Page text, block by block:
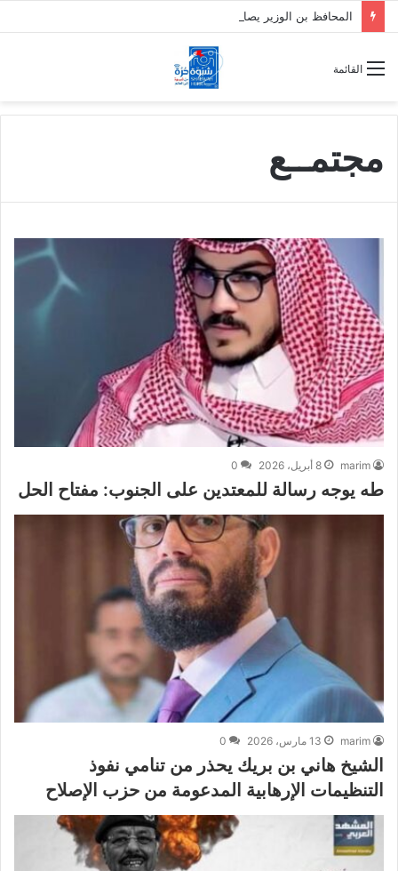
القائمة
مجتمــع
marim 8 أبريل، 2026 0
طه يوجه رسالة للمعتدين على الجنوب: مفتاح الحل
marim 13 مارس، 2026 0
الشيخ هاني بن بريك يحذر من تنامي نفوذ
التنظيمات الإرهابية المدعومة من حزب الإصلاح